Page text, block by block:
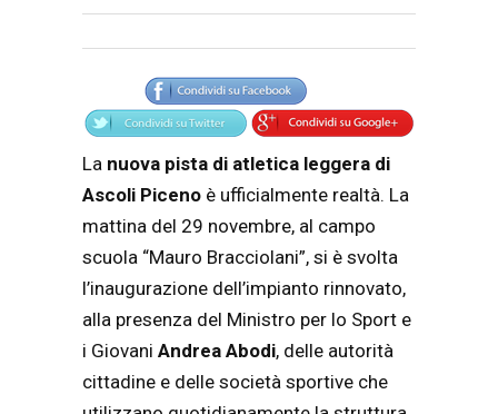
Articolo
Testo articolo principale
La nuova pista di atletica leggera di
Ascoli Piceno è ufficialmente realtà. La
mattina del 29 novembre, al campo
scuola “Mauro Bracciolani”, si è svolta
l’inaugurazione dell’impianto rinnovato,
alla presenza del Ministro per lo Sport e
i Giovani Andrea Abodi, delle autorità
cittadine e delle società sportive che